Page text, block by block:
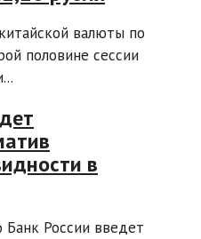
валюты по
половине сессии
в
Банк России введет